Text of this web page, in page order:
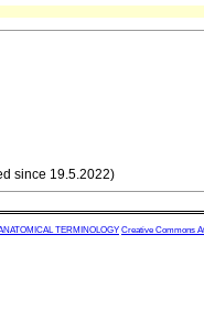
since 19.5.2022)
TERMINOLOGY Creative Commons